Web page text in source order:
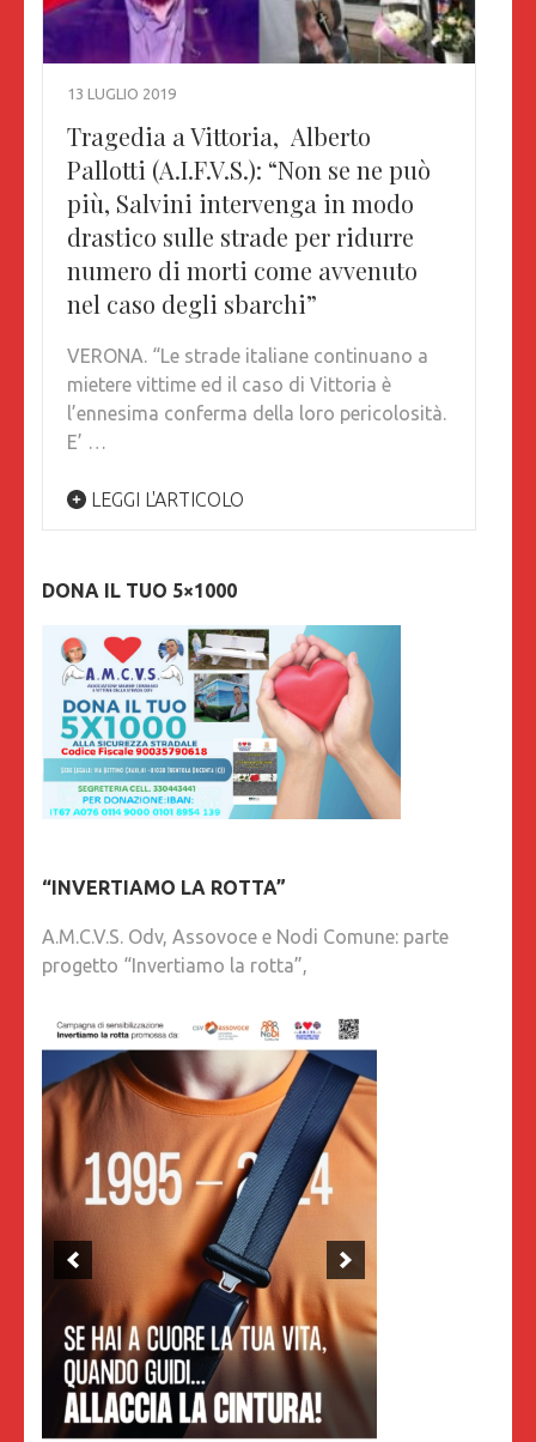
13 LUGLIO 2019
Tragedia a Vittoria, Alberto
Pallotti (A.I.F.V.S.): “Non se ne può
più, Salvini intervenga in modo
drastico sulle strade per ridurre
numero di morti come avvenuto
nel caso degli sbarchi”
VERONA. “Le strade italiane continuano a
mietere vittime ed il caso di Vittoria è
l’ennesima conferma della loro pericolosità.
E’ …
LEGGI L'ARTICOLO
DONA IL TUO 5×1000
“INVERTIAMO LA ROTTA”
A.M.C.V.S. Odv, Assovoce e Nodi Comune: parte
progetto “Invertiamo la rotta”,